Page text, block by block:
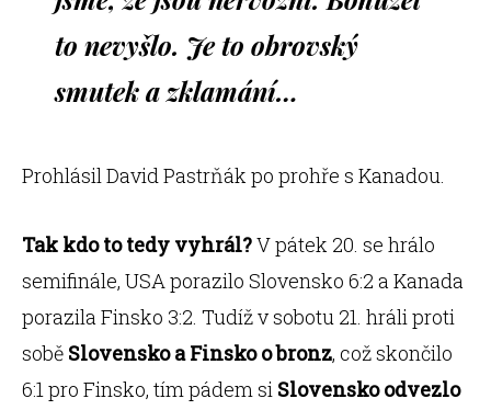
to nevyšlo. Je to obrovský
smutek a zklamání…
Prohlásil David Pastrňák po prohře s Kanadou.
Tak kdo to tedy vyhrál?V pátek 20. se hrálo
semifinále, USA porazilo Slovensko 6:2 a Kanada
porazila Finsko 3:2. Tudíž v sobotu 21. hráli proti
sobě Slovensko a Finsko o bronz, což skončilo
6:1 pro Finsko, tím pádem si Slovensko odvezlo